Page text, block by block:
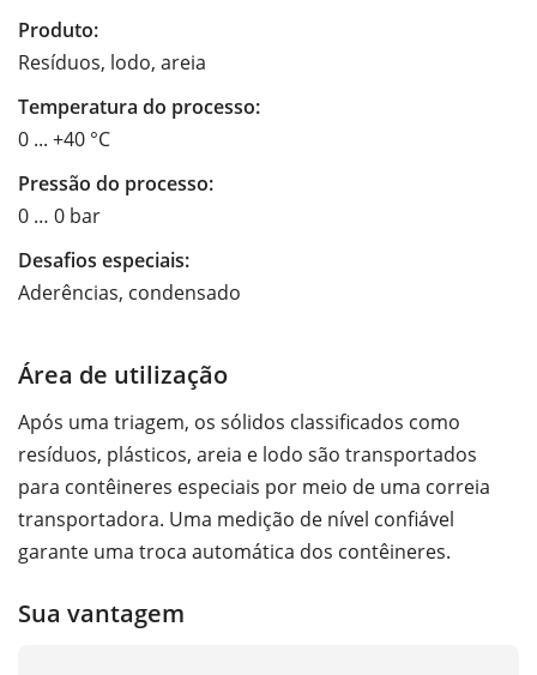
Produto:
Resíduos, lodo, areia
Temperatura do processo:
0 ... +40 °C
Pressão do processo:
0 … 0 bar
Desafios especiais:
Aderências, condensado
Área de utilização
Após uma triagem, os sólidos classificados como
resíduos, plásticos, areia e lodo são transportados
para contêineres especiais por meio de uma correia
transportadora. Uma medição de nível confiável
garante uma troca automática dos contêineres.
Sua vantagem